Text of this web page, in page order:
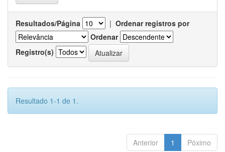
Resultados/Página | Ordenar registros por
Ordenar
Registro(s)
Resultado 1-1 de 1.
Anterior 1 Póximo